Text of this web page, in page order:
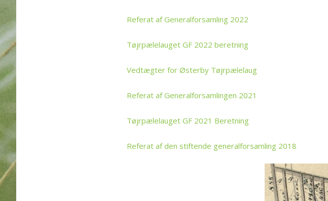
Referat af Generalforsamling 2022
Tøjrpælelauget GF 2022 beretning
Vedtægter for Østerby Tøjrpælelaug
Referat af Generalforsamlingen 2021
Tøjrpælelauget GF 2021 Beretning
Referat af den stiftende generalforsamling 2018